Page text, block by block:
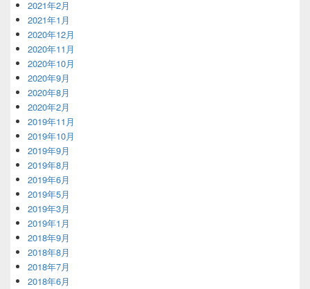
2021年2月
2021年1月
2020年12月
2020年11月
2020年10月
2020年9月
2020年8月
2020年2月
2019年11月
2019年10月
2019年9月
2019年8月
2019年6月
2019年5月
2019年3月
2019年1月
2018年9月
2018年8月
2018年7月
2018年6月